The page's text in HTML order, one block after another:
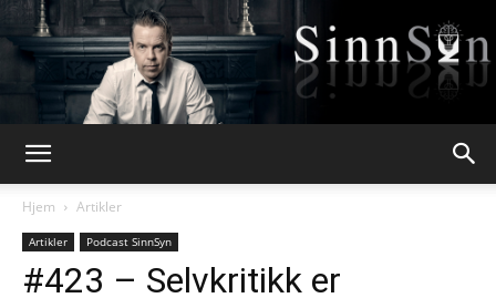
Hjem
Artikler
Artikler Podcast SinnSyn
#423 – Selvkritikk er